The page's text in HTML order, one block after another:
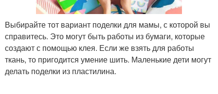
Выбирайте тот вариант поделки для мамы, с которой вы
справитесь. Это могут быть работы из бумаги, которые
создают с помощью клея. Если же взять для работы
ткань, то пригодится умение шить. Маленькие дети могут
делать поделки из пластилина.